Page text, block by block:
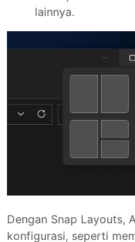
lainnya.
Dengan Snap Layouts,
konfigurasi, seperti